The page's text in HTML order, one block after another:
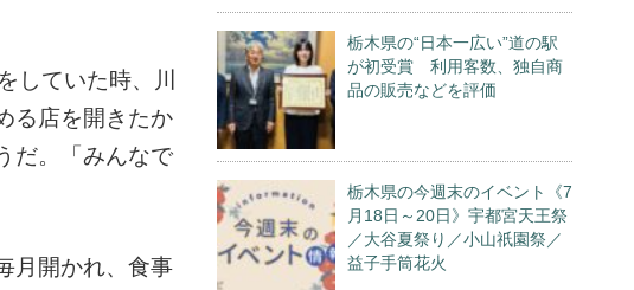
していた時、川
る店を開きたか
だ。「みんなで
月開かれ、食事
栃木県の“日本一広い”道の駅
が初受賞 利用客数、独自商
品の販売などを評価
栃木県の今週末のイベント《7
月18日～20日》宇都宮天王祭
／大谷夏祭り／小山祇園祭／
益子手筒花火